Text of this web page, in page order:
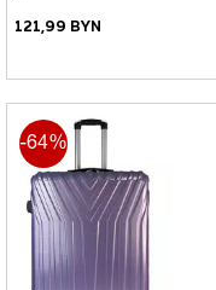
121,99 BYN
-64%